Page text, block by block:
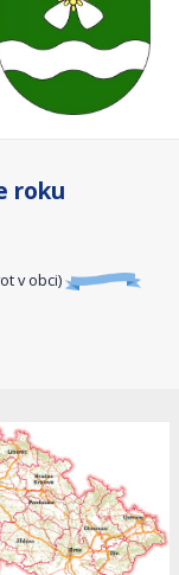
roku
v obci)